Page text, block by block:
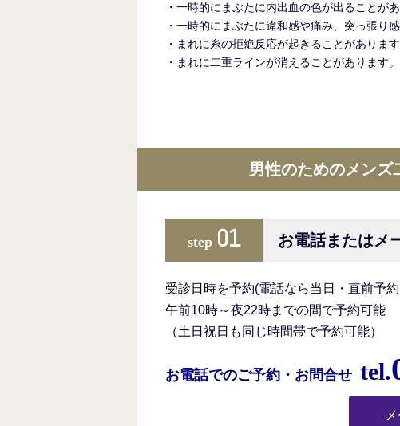
・一時的にまぶたに内出血の色が出ることがあ
・一時的にまぶたに違和感や痛み、突っ張り
・まれに糸の拒絶反応が起きることがあります
・まれに二重ラインが消えることがあります。
男性のためのメンズ
step 01 お電話またはメ
受診日時を予約(電話なら当日・直前予
午前10時～夜22時までの間で予約可能
（土日祝日も同じ時間帯で予約可能）
お電話でのご予約・お問合せ tel.